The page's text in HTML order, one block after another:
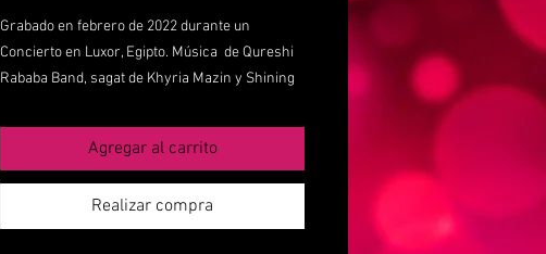
Grabado en febrero de 2022 durante un
Concierto en Luxor, Egipto. Música de Qureshi
Rababa Band, sagat de Khyria Mazin y Shining
Agregar al carrito
Realizar compra